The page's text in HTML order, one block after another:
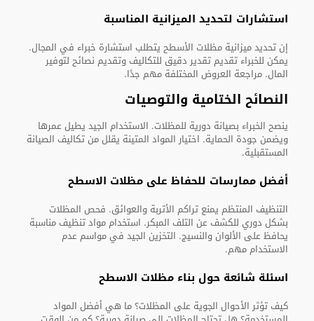
استشارات لتحديد الميزانية المناسبة
إن تحديد ميزانية مظلات الأسطح يتطلب استشارة خبراء في المجال.
يمكن للخبراء تقديم تقدير دقيق للتكاليف وتقديم نصائح لتوفير
المال. مراجعة العروض المختلفة مهم جدًا.
النصائح الختامية والتوصيات
ينصح الخبراء بصيانة دورية للمظلات. الاستخدام الجيد يطيل عمرها
ويضمن جودة الحماية. اختيار المواد المتينة يقلل من تكاليف الصيانة
المستقبلية.
أفضل ممارسات للحفاظ على مظلات الاسطح
التنظيف المنتظم يمنع تراكم الأتربة والعوائق. فحص المظلات
بشكل دوري للكشف عن التلف المبكر. استخدام مواد تنظيف مناسبة
يحافظ على الألوان والنسيج. التخزين الجيد في مواسم عدم
الاستخدام مهم.
اسئلة شائعة حول بناء مظلات الاسطح
كيف تؤثر الأحوال الجوية على المظلات؟ ما هي أفضل المواد